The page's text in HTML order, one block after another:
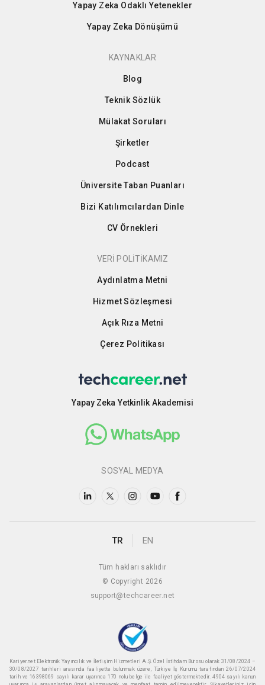
Yapay Zeka Odaklı Yetenekler
Yapay Zeka Dönüşümü
KAYNAKLAR
Blog
Teknik Sözlük
Mülakat Soruları
Şirketler
Podcast
Üniversite Taban Puanları
Bizi Katılımcılardan Dinle
CV Örnekleri
VERİ POLİTİKAMIZ
Aydınlatma Metni
Hizmet Sözleşmesi
Açık Rıza Metni
Çerez Politikası
Yapay Zeka Yetkinlik Akademisi
SOSYAL MEDYA
TR EN
Tüm hakları saklıdır
© Copyright 2026
support@techcareer.net
Kariyer.net Elektronik Yayıncılık ve İletişim Hizmetleri A.Ş. Özel İstihdam Bürosu olarak 31/08/2024 –
30/08/2027 tarihleri arasında faaliyette bulunmak üzere, Türkiye İş Kurumu tarafından 26/07/2024
tarih ve 16398069 sayılı karar uyarınca 170 nolu belge ile faaliyet göstermektedir. 4904 sayılı kanun